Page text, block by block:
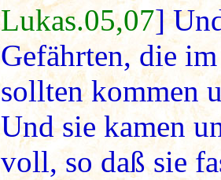
Lukas.05,07]
Gefährten, die
sollten kommen
Und sie kamen
voll, so daß sie